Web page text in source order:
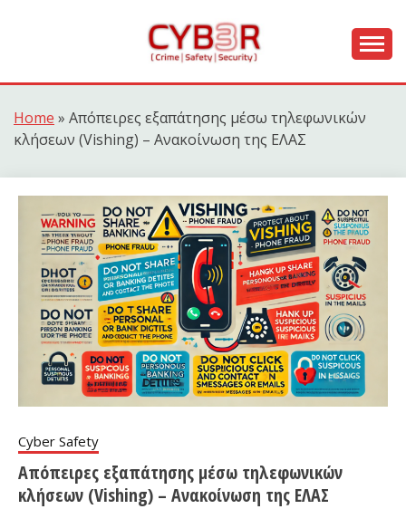
CYB3R
Home » Απόπειρες εξαπάτησης μέσω τηλεφωνικών
κλήσεων (Vishing) – Ανακοίνωση της ΕΛΑΣ
Cyber Safety
Απόπειρες εξαπάτησης μέσω τηλεφωνικών
κλήσεων (Vishing) – Ανακοίνωση της ΕΛΑΣ